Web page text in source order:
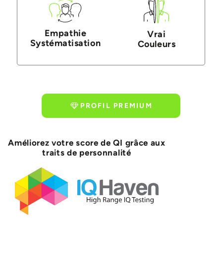
Empathie
Systématisation
Vrai
Couleurs
PROFIL PREMIUM
Améliorez votre score de QI grâce aux
traits de personnalité